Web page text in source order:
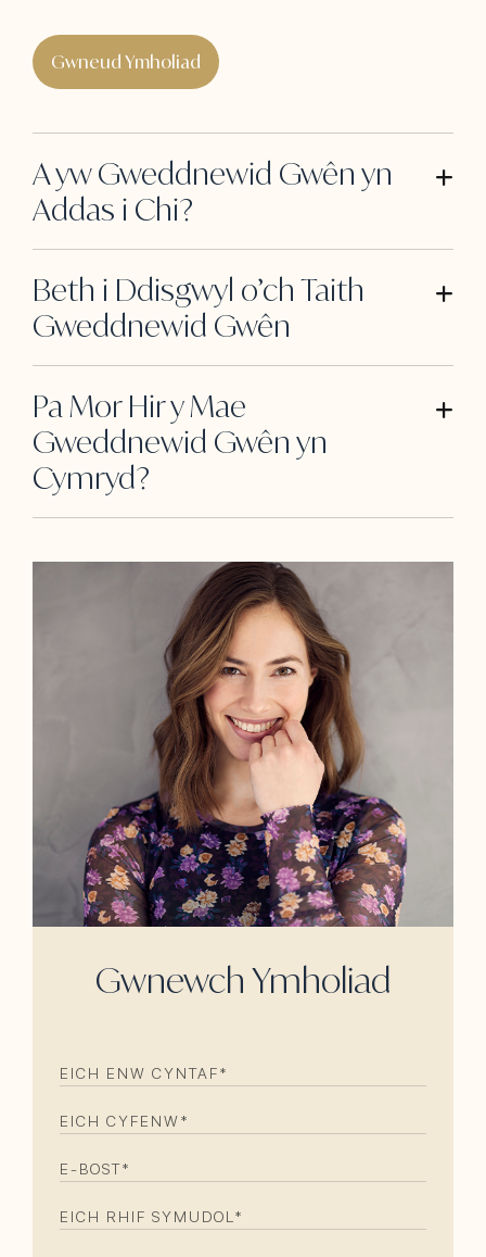
Gwneud Ymholiad
A yw Gweddnewid Gwên yn
Addas i Chi?
Beth i Ddisgwyl o’ch Taith
Gweddnewid Gwên
Pa Mor Hir y Mae
Gweddnewid Gwên yn
Cymryd?
Gwnewch Ymholiad
EICH
CYNTAF(REQUIRED)
EICH
E-
EICH